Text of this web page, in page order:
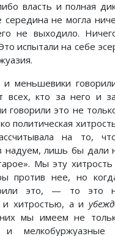
власть и полная
середина не могла
не выходило.
испытали на себе
и меньшевики
всех, кто за него и
говорили это не
политическая
на то,
надуем, лишь бы дали
Мы эту
против нее, но
это, — то это
и хитростью, а и
мы имеем не
мелкобуржуазные